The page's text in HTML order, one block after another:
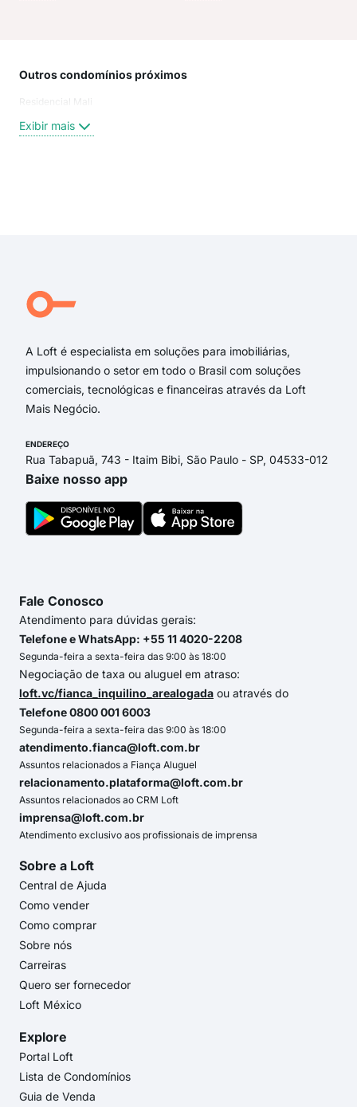
Outros condomínios próximos
Residencial Mali
Exibir mais
A Loft é especialista em soluções para imobiliárias,
impulsionando o setor em todo o Brasil com soluções
comerciais, tecnológicas e financeiras através da Loft
Mais Negócio.
ENDEREÇO
Rua Tabapuã, 743 - Itaim Bibi, São Paulo - SP, 04533-012
Baixe nosso app
Fale Conosco
Atendimento para dúvidas gerais:
Telefone e WhatsApp: +55 11 4020-2208
Segunda-feira a sexta-feira das 9:00 às 18:00
Negociação de taxa ou aluguel em atraso:
loft.vc/fianca_inquilino_arealogada ou através do
Telefone 0800 001 6003
Segunda-feira a sexta-feira das 9:00 às 18:00
atendimento.fianca@loft.com.br
Assuntos relacionados a Fiança Aluguel
relacionamento.plataforma@loft.com.br
Assuntos relacionados ao CRM Loft
imprensa@loft.com.br
Atendimento exclusivo aos profissionais de imprensa
Sobre a Loft
Central de Ajuda
Como vender
Como comprar
Sobre nós
Carreiras
Quero ser fornecedor
Loft México
Explore
Portal Loft
Lista de Condomínios
Guia de Venda